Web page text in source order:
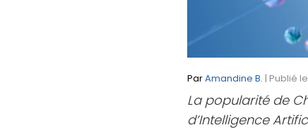
ParAmandine B. | Publié le
La popularité de
d’Intelligence